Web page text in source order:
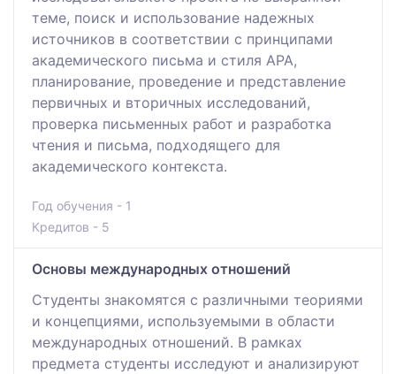
теме, поиск и использование надежных
источников в соответствии с принципами
академического письма и стиля APA,
планирование, проведение и представление
первичных и вторичных исследований,
проверка письменных работ и разработка
чтения и письма, подходящего для
академического контекста.
Год обучения - 1
Кредитов - 5
Основы международных отношений
Студенты знакомятся с различными теориями
и концепциями, используемыми в области
международных отношений. В рамках
предмета студенты исследуют и анализируют